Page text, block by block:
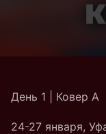
День 1 | Ковер A
24-27 января,